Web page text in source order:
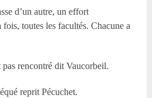
d’un autre, un effort
toutes les facultés. Chacune a
pas rencontré dit Vaucorbeil.
reprit Pécuchet.